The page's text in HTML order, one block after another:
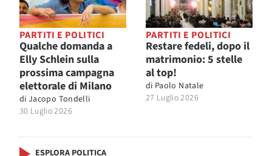
PARTITI E POLITICI
Qualche domanda a
Elly Schlein sulla
prossima campagna
elettorale di Milano
di Jacopo Tondelli
30 Luglio 2026
PARTITI E POLITICI
Restare fedeli, dopo il
matrimonio: 5 stelle
al top!
di Paolo Natale
27 Luglio 2026
ESPLORA POLITICA